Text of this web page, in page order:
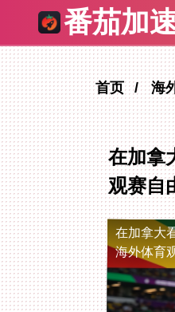
番茄加
首页 海
在加拿
观赛自
在加拿大
海外体育